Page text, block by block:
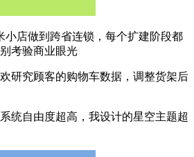
小店做到跨省连锁，每个扩建阶段都
考验商业眼光
研究顾客的购物车数据，调整货架后
统自由度超高，我设计的星空主题超